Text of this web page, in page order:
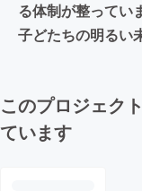
る体制が整ってい
子どたちの明るい
このプロジェク
ています